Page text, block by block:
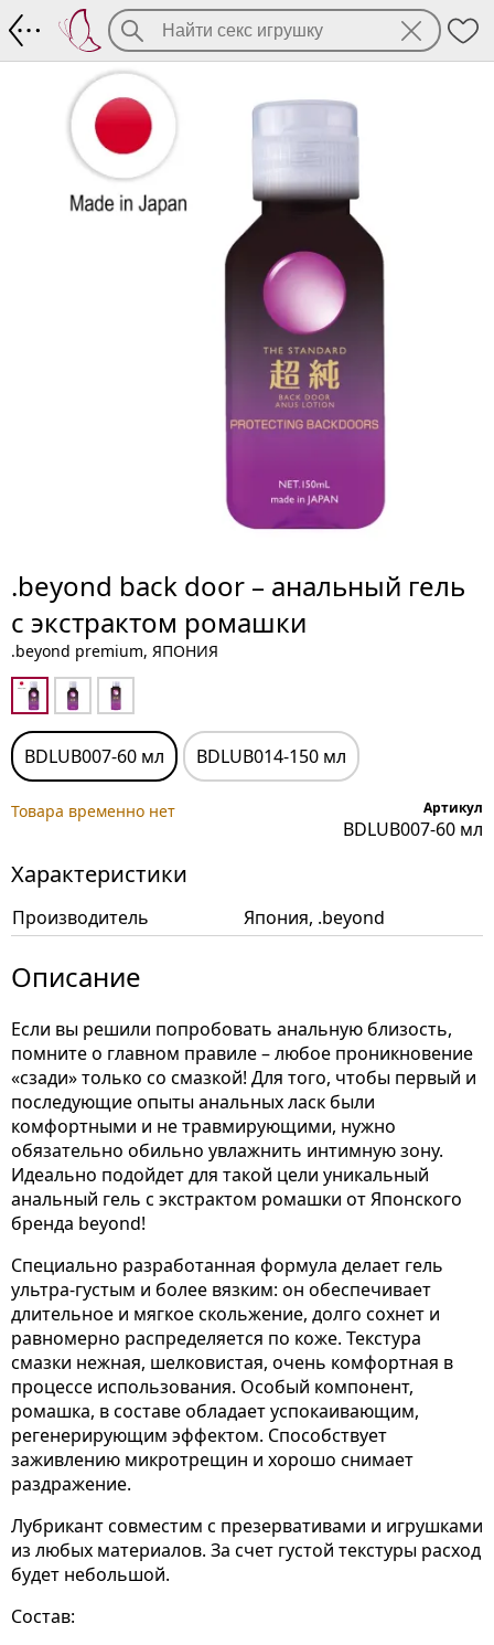
.beyond back door – анальный гель
с экстрактом ромашки
.beyond premium, ЯПОНИЯ
BDLUB007-60 мл BDLUB014-150 мл
Товара временно нет Артикул
BDLUB007-60 мл
Характеристики
Производитель Япония, .beyond
Описание
Если вы решили попробовать анальную близость,
помните о главном правиле – любое проникновение
«сзади» только со смазкой! Для того, чтобы первый и
последующие опыты анальных ласк были
комфортными и не травмирующими, нужно
обязательно обильно увлажнить интимную зону.
Идеально подойдет для такой цели уникальный
анальный гель с экстрактом ромашки от Японского
бренда beyond!
Специально разработанная формула делает гель
ультра-густым и более вязким: он обеспечивает
длительное и мягкое скольжение, долго сохнет и
равномерно распределяется по коже. Текстура
смазки нежная, шелковистая, очень комфортная в
процессе использования. Особый компонент,
ромашка, в составе обладает успокаивающим,
регенерирующим эффектом. Способствует
заживлению микротрещин и хорошо снимает
раздражение.
Лубрикант совместим с презервативами и игрушками
из любых материалов. За счет густой текстуры расход
будет небольшой.
Состав:
.beyond back door – анальный гель с